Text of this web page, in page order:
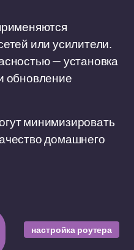
или усилители.
— установка
обновление
минимизировать
домашнего
настройка роутера